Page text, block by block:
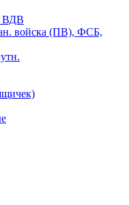
ВДВ
войска (ПВ), ФСБ,